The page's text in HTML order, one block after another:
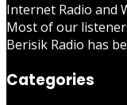
Internet Radio and
Most of our
Berisik Radio has
Categories